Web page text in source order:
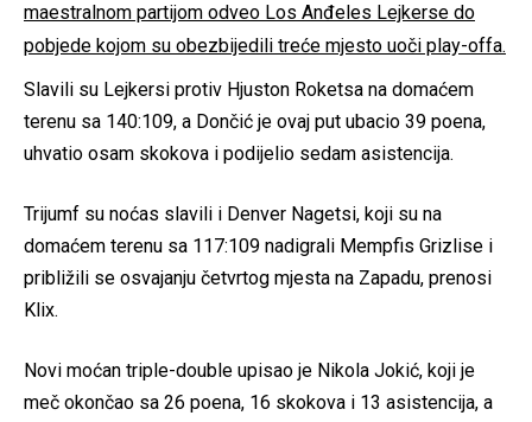
maestralnom partijom odveo Los Anđeles Lejkerse do
pobjede kojom su obezbijedili treće mjesto uoči play-offa.
Slavili su Lejkersi protiv Hjuston Roketsa na domaćem
terenu sa 140:109, a Dončić je ovaj put ubacio 39 poena,
uhvatio osam skokova i podijelio sedam asistencija.
Trijumf su noćas slavili i Denver Nagetsi, koji su na
domaćem terenu sa 117:109 nadigrali Mempfis Grizlise i
približili se osvajanju četvrtog mjesta na Zapadu, prenosi
Klix.
Novi moćan triple-double upisao je Nikola Jokić, koji je
meč okončao sa 26 poena, 16 skokova i 13 asistencija, a